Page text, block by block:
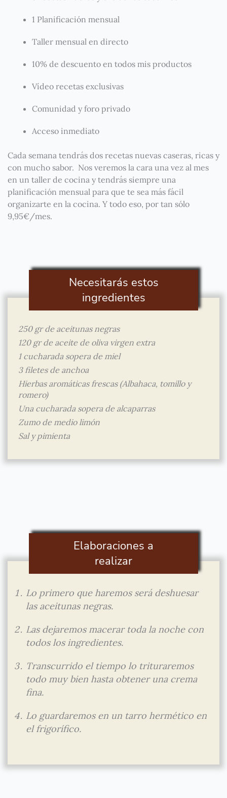
1 Planificación mensual
Taller mensual en directo
10% de descuento en todos mis productos
Vídeo recetas exclusivas
Comunidad y foro privado
Acceso inmediato
Cada semana tendrás dos recetas nuevas caseras, ricas y
con mucho sabor. Nos veremos la cara una vez al mes
en un taller de cocina y tendrás siempre una
planificación mensual para que te sea más fácil
organizarte en la cocina. Y todo eso, por tan sólo
9,95€/mes.
Necesitarás estos
ingredientes
250 gr de aceitunas negras
120 gr de aceite de oliva virgen extra
1 cucharada sopera de miel
3 filetes de anchoa
Hierbas aromáticas frescas (Albahaca, tomillo y
romero)
Una cucharada sopera de alcaparras
Zumo de medio limón
Sal y pimienta
Elaboraciones a
realizar
Lo primero que haremos será deshuesar
las aceitunas negras.
Las dejaremos macerar toda la noche con
todos los ingredientes.
Transcurrido el tiempo lo trituraremos
todo muy bien hasta obtener una crema
fina.
Lo guardaremos en un tarro hermético en
el frigorífico.